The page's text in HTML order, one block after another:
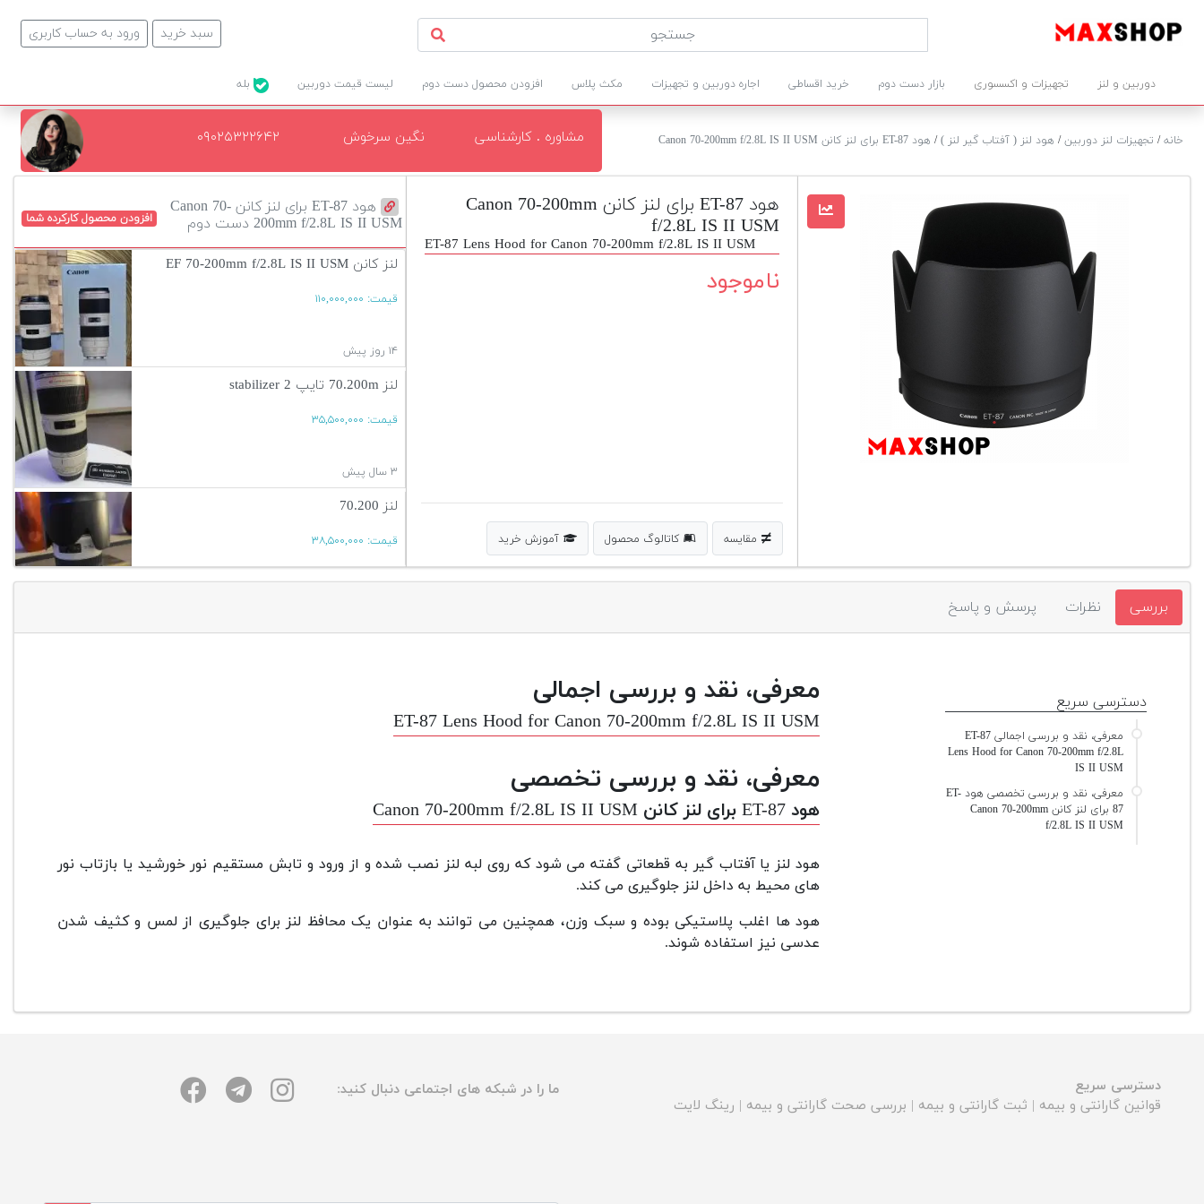
ورود به حساب کاربری سبد خرید
دوربین و لنز تجهیزات و اکسسوری بازار دست دوم خرید اقساطی اجاره دوربین و تجهیزات مکث پلاس افزودن محصول دست دوم لیست قیمت دوربین
خانه/ تجهیزات لنز دوربین/ هود لنز ( آفتاب گیر لنز )/ هود ET-87 برای لنز کانن Canon 70-200mm f/2.8L IS II USM مشاوره . کارشناسی نگین سرخوش ۰۹۰۲۵۳۲۲۶۴۲
هود ET-87 برای لنز کانن Canon 70-
200mm f/2.8L IS II USM دست دوم
افزودن محصول کارکرده شما
لنز کانن EF 70-200mm f/2.8L IS II USM
قیمت: ۱۱۰,۰۰۰,۰۰۰
۱۴ روز پیش
لنز 70.200m تایپ 2 stabilizer
قیمت: ۳۵,۵۰۰,۰۰۰
۳ سال پیش
لنز 70.200
قیمت: ۳۸,۵۰۰,۰۰۰
هود ET-87 برای لنز کانن Canon 70-200mm
f/2.8L IS II USM
ET-87 Lens Hood for Canon 70-200mm f/2.8L IS II USM
ناموجود
مقایسه کاتالوگ محصول آموزش خرید
بررسی نظرات پرسش و پاسخ
معرفی، نقد و بررسی اجمالی
ET-87 Lens Hood for Canon 70-200mm f/2.8L IS II USM
معرفی، نقد و بررسی تخصصی
هود ET-87 برای لنز کانن Canon 70-200mm f/2.8L IS II USM
هود لنز یا آفتاب گیر به قطعاتی گفته می شود که روی لبه لنز نصب شده و از ورود و تابش مستقیم نور خورشید یا بازتاب نور
های محیط به داخل لنز جلوگیری می کند.
هود ها اغلب پلاستیکی بوده و سبک وزن، همچنین می توانند به عنوان یک محافظ لنز برای جلوگیری از لمس و کثیف شدن
عدسی نیز استفاده شوند.
دسترسی سریع
معرفی، نقد و بررسی اجمالی ET-87
Lens Hood for Canon 70-200mm f/2.8L
IS II USM
معرفی، نقد و بررسی تخصصی هود ET-
87 برای لنز کانن Canon 70-200mm
f/2.8L IS II USM
دسترسی سریع
قوانین گارانتی و بیمه | ثبت گارانتی و بیمه | بررسی صحت گارانتی و بیمه | رینگ لایت
ما را در شبکه های اجتماعی دنبال کنید: